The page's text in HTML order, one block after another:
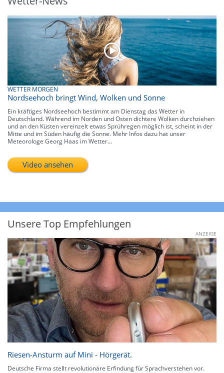
WETTER MORGEN
Nordseehoch bringt Wind, Wolken und Sonne
Ein kräftiges Nordseehoch bestimmt am Dienstag das Wetter in
Deutschland. Während im Norden und Osten dichtere Wolken durchziehen
und an den Küsten vereinzelt etwas Sprühregen möglich ist, scheint in der
Mitte und im Süden häufig die Sonne. Mehr Infos dazu hat unser
Meteorologe Georg Haas im Wetter...
Video ansehen
Unsere Top Empfehlungen
ANZEIGE
Riesen-Ansturm auf Mini - Hörgerät.
Deutsche Firma stellt revolutionäre Erfindung für Sprachverstehen vor.